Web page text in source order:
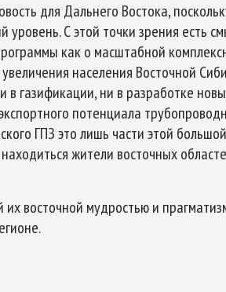
для Дальнего Востока,
С этой точки зрения есть
как о масштабной
населения Восточной
в газификации, ни в разработке
потенциала
ГПЗ это лишь части этой
жители восточных
восточной мудростью и